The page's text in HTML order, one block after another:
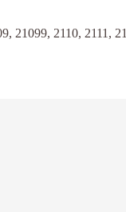
2110, 2111,